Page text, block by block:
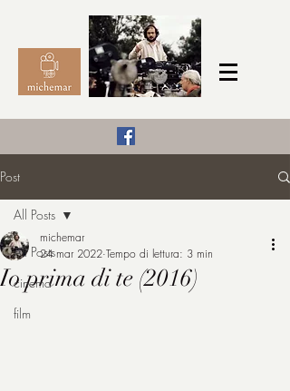
michemar
Post
All Posts
cinema
film
All Posts
Io prima di te (2016)
michemar
24 mar 2022 Tempo di lettura: 3 min